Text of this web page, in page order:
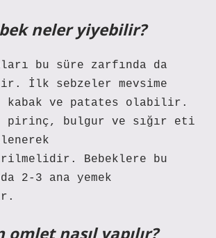
neler yiyebilir?
bu süre zarfında da
İlk sebzeler mevsime
kabak ve patates olabilir.
pirinç, bulgur ve sığır eti
Bebeklere bu
2-3 ana yemek
omlet nasıl yapılır?